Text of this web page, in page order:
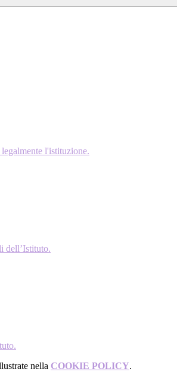
l'istituzione.
dell’Istituto.
nella COOKIE POLICY.